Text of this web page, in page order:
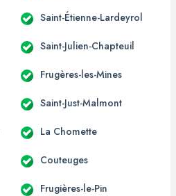
Saint-Étienne-Lardeyrol
Saint-Julien-Chapteuil
Frugères-les-Mines
Saint-Just-Malmont
La Chomette
Couteuges
Frugières-le-Pin